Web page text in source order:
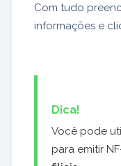
Com tudo
informações e
Dica!
Você pode
para emitir